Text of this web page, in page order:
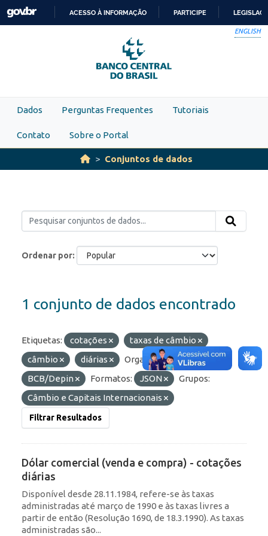
Skip to main content
PARA
O
CONTEÚDO
ACESSO À INFORMAÇÃO PARTICIPE
ENGLISH
Dados Perguntas Frequentes Tutoriais
Contato Sobre o Portal
Conjuntos de dados
Ordenar por
1 conjunto de dados encontrado
Etiquetas: cotações
taxas de câmbio
câmbio
diárias
Organizações:
BCB/Depin
Formatos: JSON
Grupos:
Câmbio e Capitais Internacionais
Filtrar Resultados
Dólar comercial (venda e compra) - cotações
diárias
Disponível desde 28.11.1984, refere-se às taxas
administradas até março de 1990 e às taxas livres a
partir de então (Resolução 1690, de 18.3.1990). As taxas
administradas são...